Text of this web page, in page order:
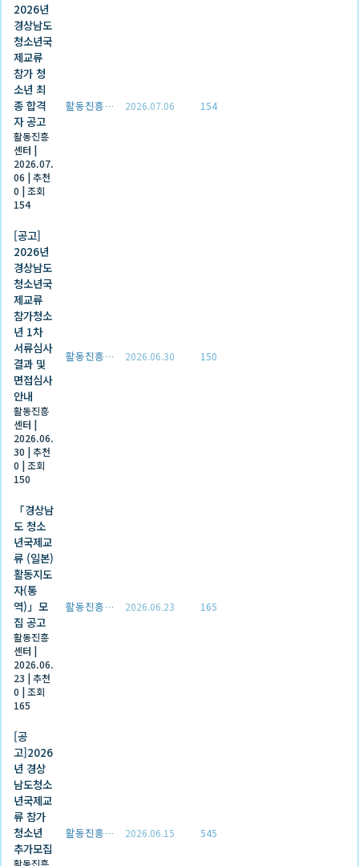
2026년
경상남도
청소년국
제교류
참가 청
소년 최
종 합격
자 공고
활동진흥
센터 |
2026.07.
06 |추천
0 |조회
154
활동진흥센터 2026.07.06 154
[공고]
2026년
경상남도
청소년국
제교류
참가청소
년 1차
서류심사
결과 및
면접심사
안내
활동진흥
센터 |
2026.06.
30 |추천
0 |조회
150
활동진흥센터 2026.06.30 150
「경상남
도 청소
년국제교
류 (일본)
활동지도
자(통
역)」모
집 공고
활동진흥
센터 |
2026.06.
23 |추천
0 |조회
165
활동진흥센터 2026.06.23 165
[공
고]2026
년 경상
남도청소
년국제교
류 참가
청소년
추가모집
활동진흥
활동진흥센터 2026.06.15 545